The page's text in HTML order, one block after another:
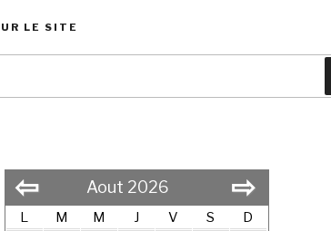
LE SITE
⇦ Aout 2026 ⇨
L M M J V S D